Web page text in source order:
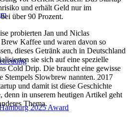
2025 Award
und erhält Geld nur im
über 90 Prozent.
probierten Jan und Niclas
Kaffee und waren davon so
dieses Getränk auch in Deutschland
sie sich auf eine spezielle
Cold Drip. Die braucht eine gewisse
Stempels Slowbrew nannten. 2017
und damit ist diese Geschichte
denn in unserem heutigen Artikel geht
Thema.